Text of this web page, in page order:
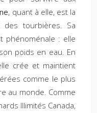
, quant à elle, est la
tourbières. Sa
phénoménale : elle
poids en eau. En
crée et maintient
comme le plus
au monde. Comme
Illimités Canada,